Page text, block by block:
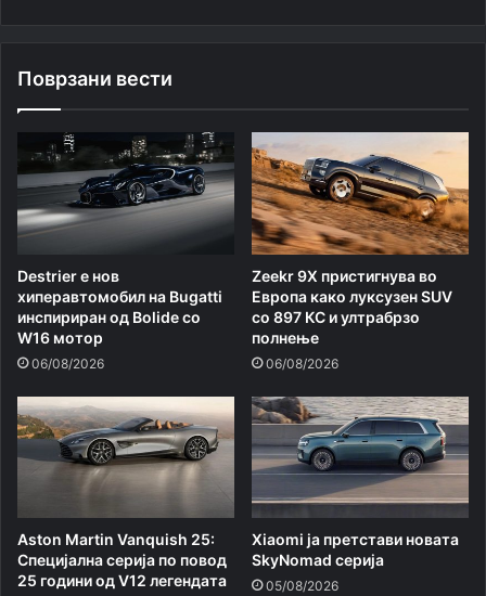
Поврзани вести
Destrier е нов
хиперавтомобил на Bugatti
инспириран од Bolide со
W16 мотор
06/08/2026
Zeekr 9X пристигнува во
Европа како луксузен SUV
со 897 КС и ултрабрзо
полнење
06/08/2026
Aston Martin Vanquish 25:
Специјална серија по повод
25 години од V12 легендата
Xiaomi ja претстави новата
SkyNomad серија
05/08/2026